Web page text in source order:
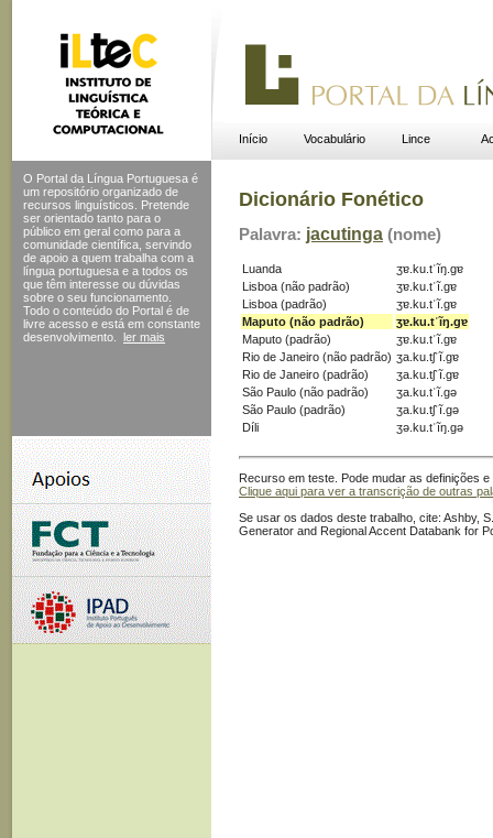
Início Vocabulário Lince
O Portal da Língua Portuguesa é
um repositório organizado de
recursos linguísticos. Pretende
ser orientado tanto para o
público em geral como para a
comunidade científica, servindo
de apoio a quem trabalha com a
língua portuguesa e a todos os
que têm interesse ou dúvidas
sobre o seu funcionamento.
Todo o conteúdo do Portal é de
livre acesso e está em constante
desenvolvimento.
ler mais
Dicionário Fonético
Palavra: jacutinga (nome)
Luanda
ʒɐ.ku.tˈĩŋ.gɐ
Lisboa (não padrão)
ʒɐ.ku.tˈĩ.gɐ
Lisboa (padrão)
ʒɐ.ku.tˈĩ.gɐ
Maputo (não padrão)
ʒɐ.ku.tˈĩŋ.gɐ
Maputo (padrão)
ʒɐ.ku.tˈĩ.gɐ
Rio de Janeiro (não padrão) ʒa.ku.tʃˈĩ.gɐ
Rio de Janeiro (padrão)
ʒa.ku.tʃˈĩ.gɐ
São Paulo (não padrão)
ʒa.ku.tˈĩ.gə
São Paulo (padrão)
ʒa.ku.tʃˈĩ.gə
Díli
ʒə.ku.tˈĩŋ.gə
Recurso em teste. Pode mudar as definições
Clique aqui para ver a transcrição de outras
Se usar os dados deste trabalho, cite: Ashby,
Generator and Regional Accent Databank for